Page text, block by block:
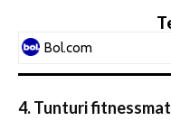
Bol.com
4. Tunturi fitnessmat